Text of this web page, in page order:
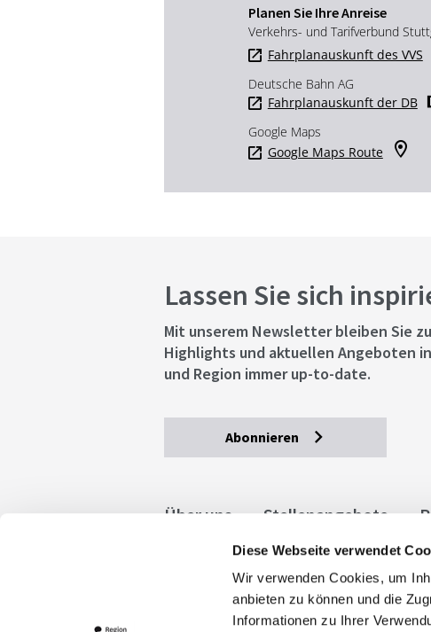
Diese Webseite verwendet
Wir verwenden Cookies, um
anbieten zu können und die
Informationen zu Ihrer
Planen Sie Ihre Anreise
Verkehrs- und Tarifverbund
Fahrplanauskunft des VVS
Deutsche Bahn AG
Fahrplanauskunft der DB
Google Maps
Google Maps Route
Lassen Sie sich
Mit unserem Newsletter bleiben Sie
Highlights und aktuellen Angeboten
und Region immer up-to-date.
Abonnieren
Über uns Stellenangebote
Allgemeine Geschäftsbedingungen
stuttgart.de
Barrierefreiheit